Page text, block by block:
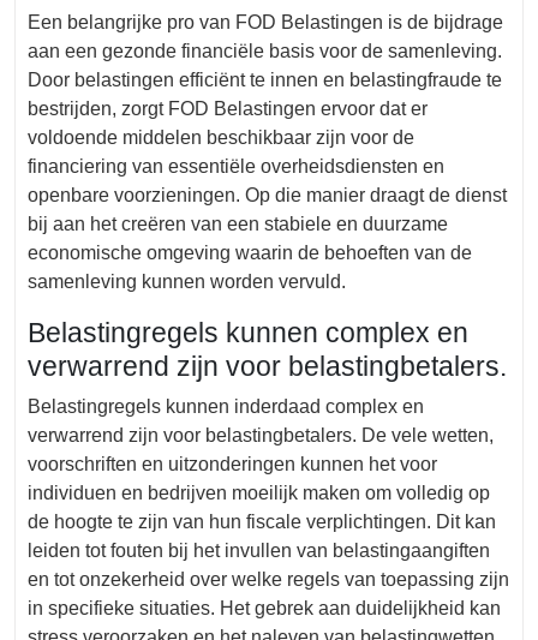
Een belangrijke pro van FOD Belastingen is de bijdrage
aan een gezonde financiële basis voor de samenleving.
Door belastingen efficiënt te innen en belastingfraude te
bestrijden, zorgt FOD Belastingen ervoor dat er
voldoende middelen beschikbaar zijn voor de
financiering van essentiële overheidsdiensten en
openbare voorzieningen. Op die manier draagt de dienst
bij aan het creëren van een stabiele en duurzame
economische omgeving waarin de behoeften van de
samenleving kunnen worden vervuld.
Belastingregels kunnen complex en
verwarrend zijn voor belastingbetalers.
Belastingregels kunnen inderdaad complex en
verwarrend zijn voor belastingbetalers. De vele wetten,
voorschriften en uitzonderingen kunnen het voor
individuen en bedrijven moeilijk maken om volledig op
de hoogte te zijn van hun fiscale verplichtingen. Dit kan
leiden tot fouten bij het invullen van belastingaangiften
en tot onzekerheid over welke regels van toepassing zijn
in specifieke situaties. Het gebrek aan duidelijkheid kan